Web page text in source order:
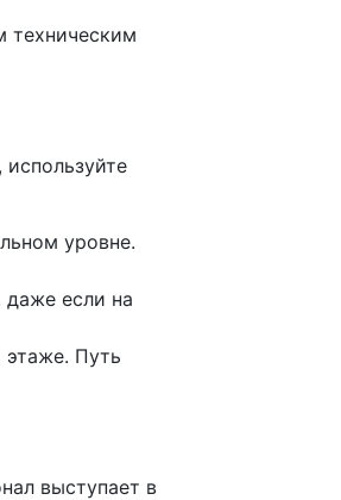
техническим
уровне.
если на
этаже. Путь
выступает в